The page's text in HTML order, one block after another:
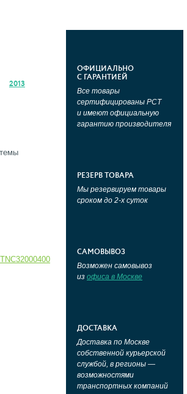
2013
ОФИЦИАЛЬНО
С ГАРАНТИЕЙ
Все товары
сертифицированы РСТ
и имеют официальную
гарантию производителя
РЕЗЕРВ ТОВАРА
Мы резервируем товары
сроком до 2-х суток
САМОВЫВОЗ
Возможен самовывоз
из офиса в Москве
ДОСТАВКА
Доставка по Москве
собственной курьерской
службой, в регионы —
возможностями
транспортных компаний